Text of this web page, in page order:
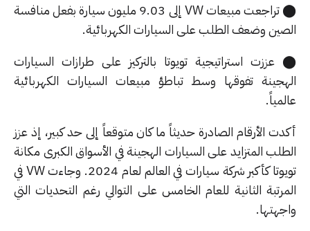
⬤ تراجعت مبيعات VW إلى 9.03 مليون سيارة بفعل منافسة
وضعف الطلب على السيارات الكهربائية.
استراتيجية تويوتا بالتركيز على طرازات السيارات
تفوقها وسط تباطؤ مبيعات السيارات الكهربائية
الأرقام الصادرة حديثاً ما كان متوقعاً إلى حد كبير، إذ عزز
المتزايد على السيارات الهجينة في الأسواق الكبرى مكانة
تويوتا كأكبر شركة سيارات في العالم لعام 2024. وجاءت VW في
الثانية للعام الخامس على التوالي رغم التحديات التي